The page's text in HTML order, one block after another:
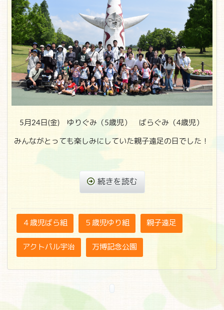
5月24日(金) ゆりぐみ（5歳児） ばらぐみ（4歳児）
みんながとっても楽しみにしていた親子遠足の日でした！
続きを読む
４歳児ばら組 ５歳児ゆり組 親子遠足
アクトパル宇治 万博記念公園